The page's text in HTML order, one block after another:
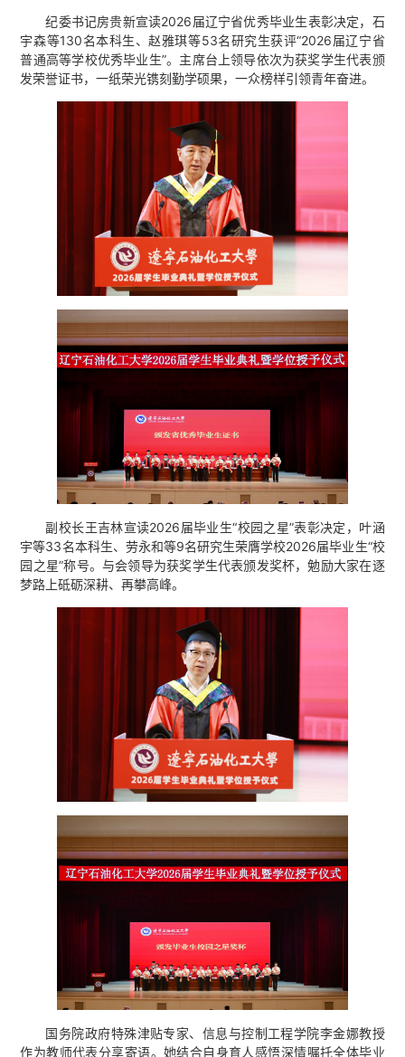
纪委书记房贵新宣读2026届辽宁省优秀毕业生表彰决定，石
宇森等130名本科生、赵雅琪等53名研究生获评“2026届辽宁省
普通高等学校优秀毕业生”。主席台上领导依次为获奖学生代表颁
发荣誉证书，一纸荣光镌刻勤学硕果，一众榜样引领青年奋进。
副校长王吉林宣读2026届毕业生“校园之星”表彰决定，叶涵
宇等33名本科生、劳永和等9名研究生荣膺学校2026届毕业生“校
园之星”称号。与会领导为获奖学生代表颁发奖杯，勉励大家在逐
梦路上砥砺深耕、再攀高峰。
国务院政府特殊津贴专家、信息与控制工程学院李金娜教授
作为教师代表分享寄语。她结合自身育人感悟深情嘱托全体毕业